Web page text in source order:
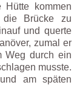
kommen
Brücke zu
und querte
zumal er
Weg durch ein
musste.
am späten